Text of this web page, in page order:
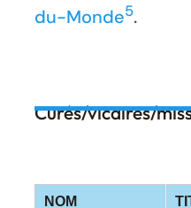
du-Monde5.
Curés/vicaires/
NOM